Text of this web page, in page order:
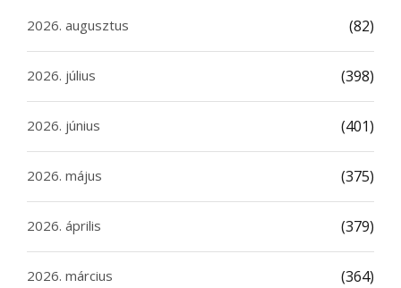
2026. augusztus (82)
2026. július (398)
2026. június (401)
2026. május (375)
2026. április (379)
2026. március (364)